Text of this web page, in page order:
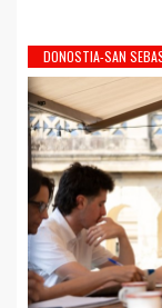
DONOSTIA-SAN